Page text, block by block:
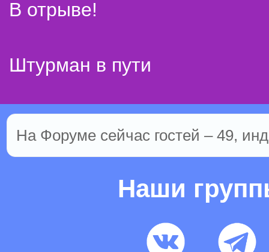
В отрыве!
Штурман в пути
На Форуме сейчас гостей – 49,
Наши